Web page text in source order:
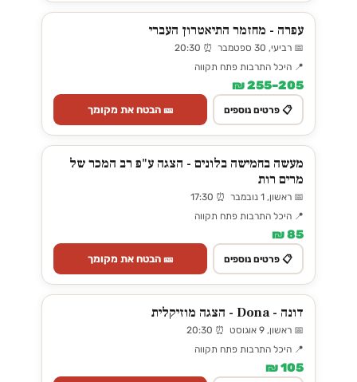
עפרה - מחזמר התיאטרון העברי
📅 רביעי, 30 ספטמבר ⏰ 20:30
📍 היכל התרבות פתח תקווה
205–255 ₪
📋 פרטים נוספים 🎫 הבטח את מקומך
מעשה בחמישה בלונים - הצגה ע"פ רב המכר של
מרים רות
📅 ראשון, 1 נובמבר ⏰ 17:30
📍 היכל התרבות פתח תקווה
85 ₪
📋 פרטים נוספים 🎫 הבטח את מקומך
דונה - Dona - הצגה מוזיקלית
📅 ראשון, 9 אוגוסט ⏰ 20:30
📍 היכל התרבות פתח תקווה
105 ₪